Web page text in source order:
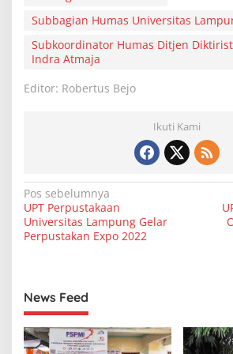
Subbagian Humas Universitas
Subkoordinator Humas Ditjen
Indra Atmaja
Editor: Robertus Bejo
Ikuti Kami
N
a
v
a
s
Pos sebelumnya
UPT Perpustakaan
Universitas Lampung Gelar
Perpustakan Expo 2022
News Feed